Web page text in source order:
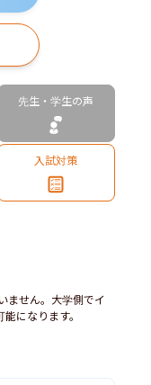
先生・学生の声
入試対策
ません。大学側でイ
になります。